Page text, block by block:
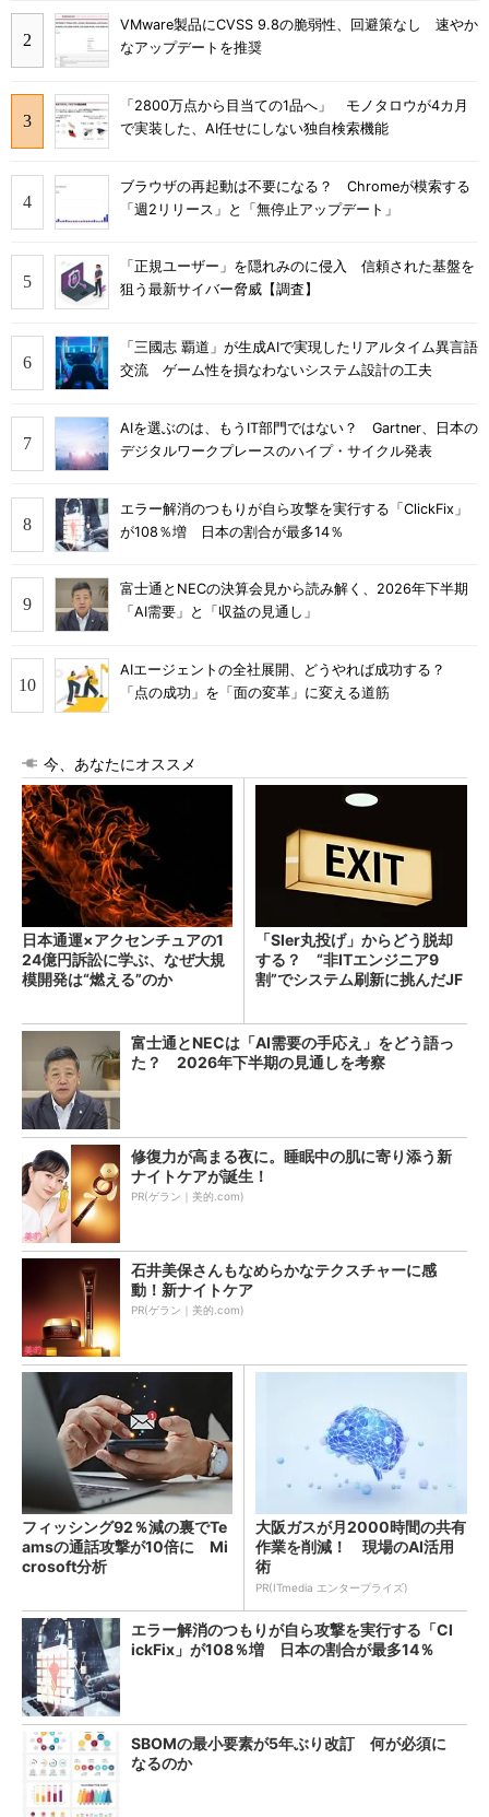
VMware製品にCVSS 9.8の脆弱性、回避策なし 速やか
なアップデートを推奨
「2800万点から目当ての1品へ」 モノタロウが4カ月
で実装した、AI任せにしない独自検索機能
ブラウザの再起動は不要になる？ Chromeが模索する
「週2リリース」と「無停止アップデート」
「正規ユーザー」を隠れみのに侵入 信頼された基盤を
狙う最新サイバー脅威【調査】
「三國志 覇道」が生成AIで実現したリアルタイム異言語
交流 ゲーム性を損なわないシステム設計の工夫
AIを選ぶのは、もうIT部門ではない？ Gartner、日本の
デジタルワークプレースのハイプ・サイクル発表
エラー解消のつもりが自ら攻撃を実行する「ClickFix」
が108％増 日本の割合が最多14％
富士通とNECの決算会見から読み解く、2026年下半期
「AI需要」と「収益の見通し」
AIエージェントの全社展開、どうやれば成功する？
「点の成功」を「面の変革」に変える道筋
今、あなたにオススメ
日本通運×アクセンチュアの1
24億円訴訟に学ぶ、なぜ大規
模開発は“燃える”のか
「SIer丸投げ」からどう脱却
する？ “非ITエンジニア9
割”でシステム刷新に挑んだJF
富士通とNECは「AI需要の手応え」をどう語っ
た？ 2026年下半期の見通しを考察
修復力が高まる夜に。睡眠中の肌に寄り添う新
ナイトケアが誕生！
PR(ゲラン｜美的.com)
石井美保さんもなめらかなテクスチャーに感
動！新ナイトケア
PR(ゲラン｜美的.com)
フィッシング92％減の裏でTe
amsの通話攻撃が10倍に Mi
crosoft分析
大阪ガスが月2000時間の共有
作業を削減！ 現場のAI活用
術
PR(ITmedia エンタープライズ)
エラー解消のつもりが自ら攻撃を実行する「Cl
ickFix」が108％増 日本の割合が最多14％
SBOMの最小要素が5年ぶり改訂 何が必須に
なるのか